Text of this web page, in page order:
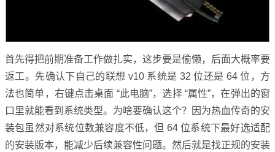
首先得把前期准备工作做扎实，这步要是偷懒，后面大概率要
返工。先确认下自己的联想 v10 系统是 32 位还是 64 位，方
法也简单，右键点击桌面 “此电脑”，选择 “属性”，在弹出的窗
口里就能看到系统类型。为啥要确认这个？因为热血传奇的安
装包虽然对系统位数兼容度不低，但 64 位系统下最好选适配
的安装版本，能减少后续兼容性问题。然后就是找正规的安装